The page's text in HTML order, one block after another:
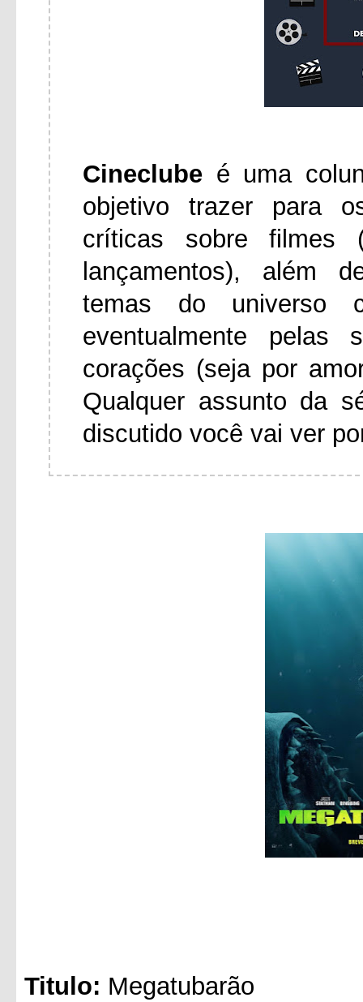
Cineclube é uma
objetivo trazer para
críticas sobre
lançamentos), além
temas do universo
eventualmente pelas
corações (seja por
Qualquer assunto da
discutido você vai ver
Titulo: Megatubarão